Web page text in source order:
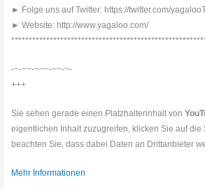
► Folge uns auf Twitter: https://twitter.com/
► Website: http://www.yagaloo.com/
-~-~~-~~~-~~-~-
+++
Sie sehen gerade einen Platzhalterinhalt von
eigentlichen Inhalt zuzugreifen, klicken Sie auf die
beachten Sie, dass dabei Daten an Drittanbieter
Mehr Informationen